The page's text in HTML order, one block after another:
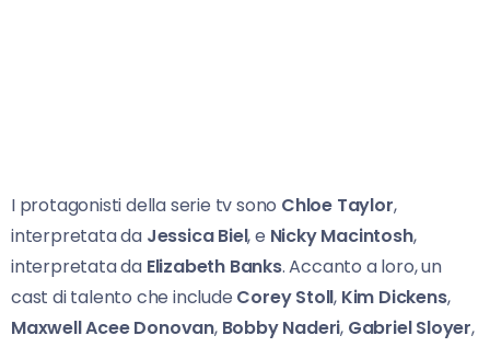
I protagonisti della serie tv sono Chloe Taylor,
interpretata da Jessica Biel, e Nicky Macintosh,
interpretata da Elizabeth Banks. Accanto a loro, un
cast di talento che include Corey Stoll, Kim Dickens,
Maxwell Acee Donovan, Bobby Naderi, Gabriel Sloyer,